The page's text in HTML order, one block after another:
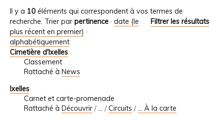
Il y a 10 éléments qui correspondent à vos termes de
recherche.
Filtrer les résultats
Trier par pertinence · date (le
plus récent en premier) ·
alphabétiquement
Cimetière d'Ixelles
Classement
Rattaché à News
Ixelles
Carnet et carte-promenade
Rattaché à Découvrir /… /Circuits /... À la carte